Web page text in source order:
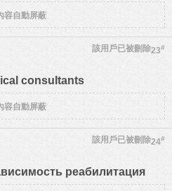
容自動屏蔽
23#
該用戶已被刪除
consultants
容自動屏蔽
24#
該用戶已被刪除
реабилитация